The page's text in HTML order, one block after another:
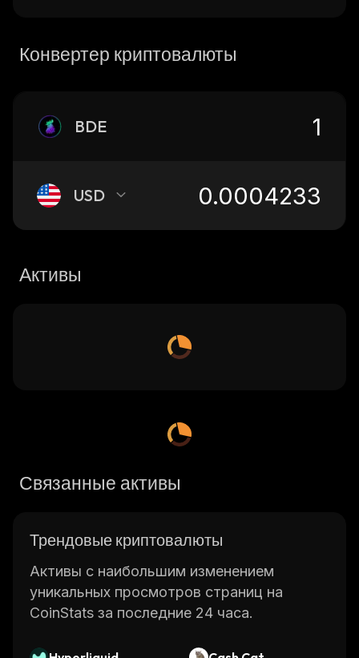
Конвертер криптовалюты
BDE
USD
Активы
Связанные активы
Трендовые криптовалюты
Активы с наибольшим изменением
уникальных просмотров страниц на
CoinStats за последние 24 часа.